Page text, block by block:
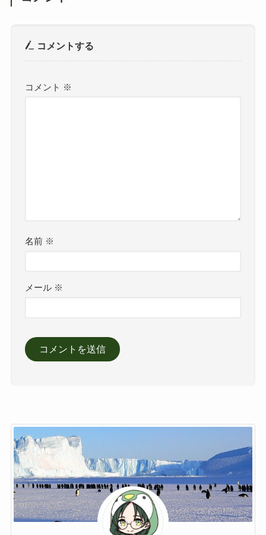
コメントする
コメント ※
名前 ※
メール ※